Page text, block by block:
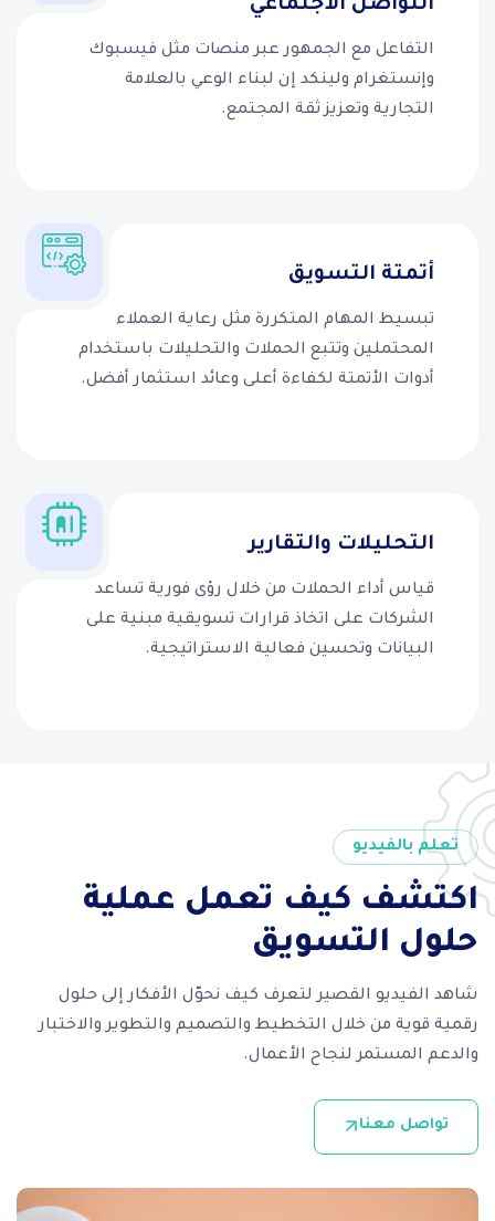
التواصل الاجتماعي
التفاعل مع الجمهور عبر منصات مثل فيسبوك
وإنستغرام ولينكد إن لبناء الوعي بالعلامة
التجارية وتعزيز ثقة المجتمع.
أتمتة التسويق
تبسيط المهام المتكررة مثل رعاية العملاء
المحتملين وتتبع الحملات والتحليلات باستخدام
أدوات الأتمتة لكفاءة أعلى وعائد استثمار أفضل.
التحليلات والتقارير
قياس أداء الحملات من خلال رؤى فورية تساعد
الشركات على اتخاذ قرارات تسويقية مبنية على
البيانات وتحسين فعالية الاستراتيجية.
تعلم بالفيديو
اكتشف كيف تعمل عملية
حلول التسويق
شاهد الفيديو القصير لتعرف كيف نحوّل الأفكار إلى حلول
رقمية قوية من خلال التخطيط والتصميم والتطوير والاختبار
والدعم المستمر لنجاح الأعمال.
تواصل معنا